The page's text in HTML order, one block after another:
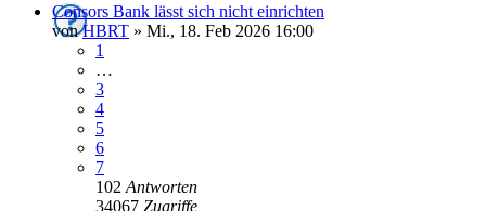
Consors Bank lässt sich nicht einrichten
vonHBRT » Mi., 18. Feb 2026 16:00
1
…
3
4
5
6
7
102 Antworten
34067 Zugriffe